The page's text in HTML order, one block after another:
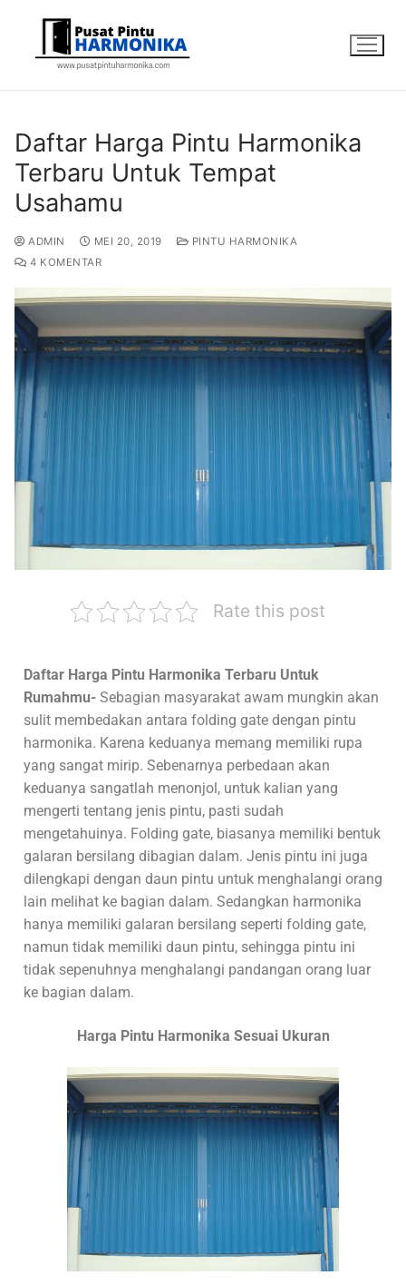
Daftar Harga Pintu Harmonika
Terbaru Untuk Tempat
Usahamu
ADMIN MEI 20, 2019
PINTU HARMONIKA
4 KOMENTAR
Rate this post
Daftar Harga Pintu Harmonika Terbaru Untuk
Rumahmu- Sebagian masyarakat awam mungkin akan
sulit membedakan antara folding gate dengan pintu
harmonika. Karena keduanya memang memiliki rupa
yang sangat mirip. Sebenarnya perbedaan akan
keduanya sangatlah menonjol, untuk kalian yang
mengerti tentang jenis pintu, pasti sudah
mengetahuinya. Folding gate, biasanya memiliki bentuk
galaran bersilang dibagian dalam. Jenis pintu ini juga
dilengkapi dengan daun pintu untuk menghalangi orang
lain melihat ke bagian dalam. Sedangkan harmonika
hanya memiliki galaran bersilang seperti folding gate,
namun tidak memiliki daun pintu, sehingga pintu ini
tidak sepenuhnya menghalangi pandangan orang luar
ke bagian dalam.
Harga Pintu Harmonika Sesuai Ukuran